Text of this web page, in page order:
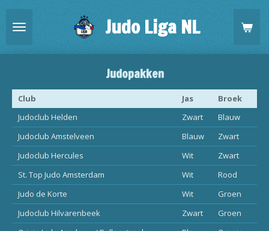
direct
Judo Liga NL
Judopakken
Club Jas
Broek
Judoclub Helden
Zwart
Blauw
Judoclub Amstelveen
Blauw
Zwart
Judoclub Hercules
Wit
Zwart
St. Top Judo Amsterdam
Wit
Rood
Judo de Korte
Wit
Groen
Judoclub Hilvarenbeek
Zwart
Groen